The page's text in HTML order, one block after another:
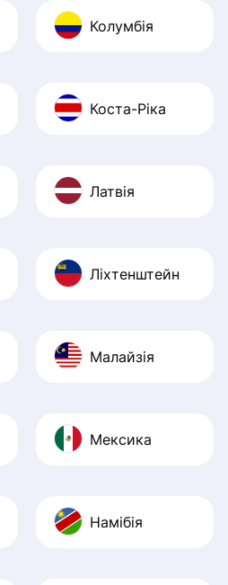
Колумбія
Коста-Ріка
Латвія
Ліхтенштейн
Малайзія
Мексика
Намібія